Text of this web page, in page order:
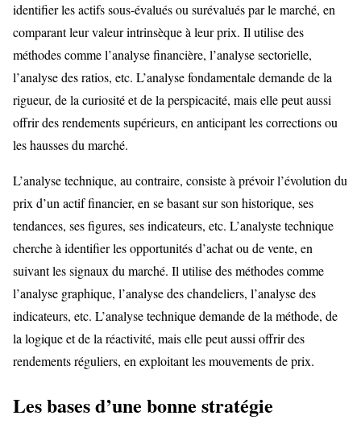
identifier les actifs sous-évalués ou surévalués par le marché, en
comparant leur valeur intrinsèque à leur prix. Il utilise des
méthodes comme l’analyse financière, l’analyse sectorielle,
l’analyse des ratios, etc. L’analyse fondamentale demande de la
rigueur, de la curiosité et de la perspicacité, mais elle peut aussi
offrir des rendements supérieurs, en anticipant les corrections ou
les hausses du marché.
L’analyse technique, au contraire, consiste à prévoir l’évolution du
prix d’un actif financier, en se basant sur son historique, ses
tendances, ses figures, ses indicateurs, etc. L’analyste technique
cherche à identifier les opportunités d’achat ou de vente, en
suivant les signaux du marché. Il utilise des méthodes comme
l’analyse graphique, l’analyse des chandeliers, l’analyse des
indicateurs, etc. L’analyse technique demande de la méthode, de
la logique et de la réactivité, mais elle peut aussi offrir des
rendements réguliers, en exploitant les mouvements de prix.
Les bases d’une bonne stratégie